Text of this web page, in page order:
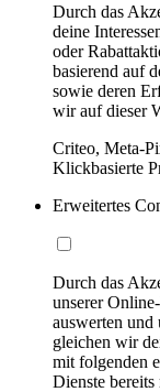
Durch das
deine
oder
basierend auf
sowie deren
wir auf dieser
Criteo, Meta-
Klickbasierte
Erweitertes
Durch das
unserer
auswerten und
gleichen wir
mit folgenden
Dienste bereits